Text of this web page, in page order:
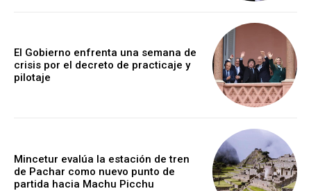
El Gobierno enfrenta una semana de
crisis por el decreto de practicaje y
pilotaje
Mincetur evalúa la estación de tren
de Pachar como nuevo punto de
partida hacia Machu Picchu